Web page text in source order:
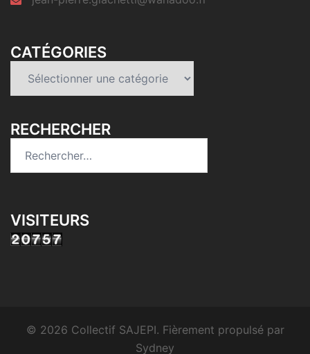
CATÉGORIES
RECHERCHER
VISITEURS
© 2026 Collectif SAJEPI. Fièrement propulsé par
Sydney